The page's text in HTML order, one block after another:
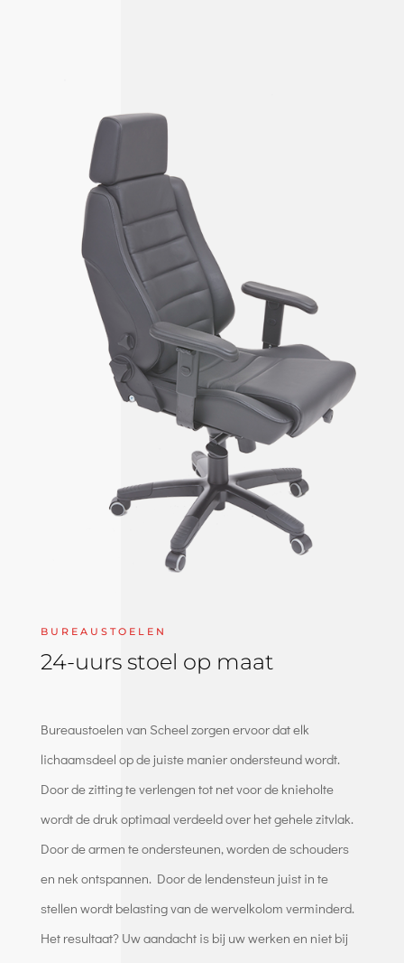
BUREAUSTOELEN
24-uurs stoel op maat
Bureaustoelen van Scheel zorgen ervoor dat elk
lichaamsdeel op de juiste manier ondersteund wordt.
Door de zitting te verlengen tot net voor de knieholte
wordt de druk optimaal verdeeld over het gehele zitvlak.
Door de armen te ondersteunen, worden de schouders
en nek ontspannen. Door de lendensteun juist in te
stellen wordt belasting van de wervelkolom verminderd.
Het resultaat? Uw aandacht is bij uw werken en niet bij